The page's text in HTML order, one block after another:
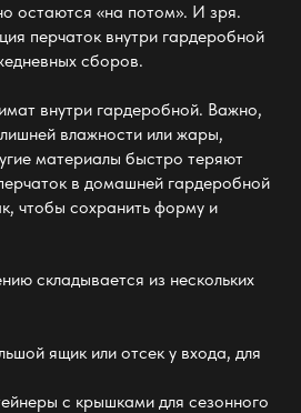
остаются «на потом». И зря.
перчаток внутри гардеробной
сборов.
внутри гардеробной. Важно,
влажности или жары,
материалы быстро теряют
в домашней гардеробной
чтобы сохранить форму и
складывается из нескольких
ящик или отсек у входа, для
с крышками для сезонного